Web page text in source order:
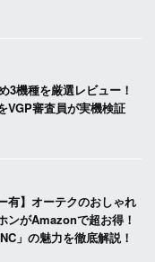
3機種を厳選レビュー！
VGP審査員が実機検証
有】オーテクのおしゃれ
ンがAmazonで超お得！
」の魅力を徹底解説！